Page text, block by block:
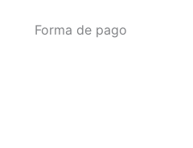
Forma de pago